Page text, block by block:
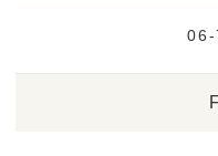
06-